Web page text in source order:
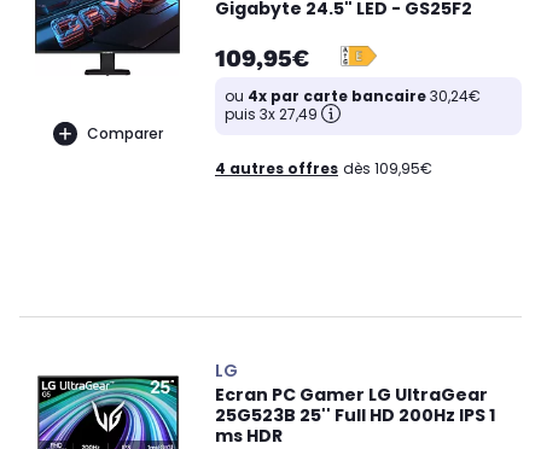
Comparer
Gigabyte 24.5" LED - GS25F2
109,95€
ou 4x par carte bancaire30,24€
puis 3x 27,49
4 autres offres dès 109,95€
LG
Ecran PC Gamer LG UltraGear
25G523B 25'' Full HD 200Hz IPS 1
ms HDR